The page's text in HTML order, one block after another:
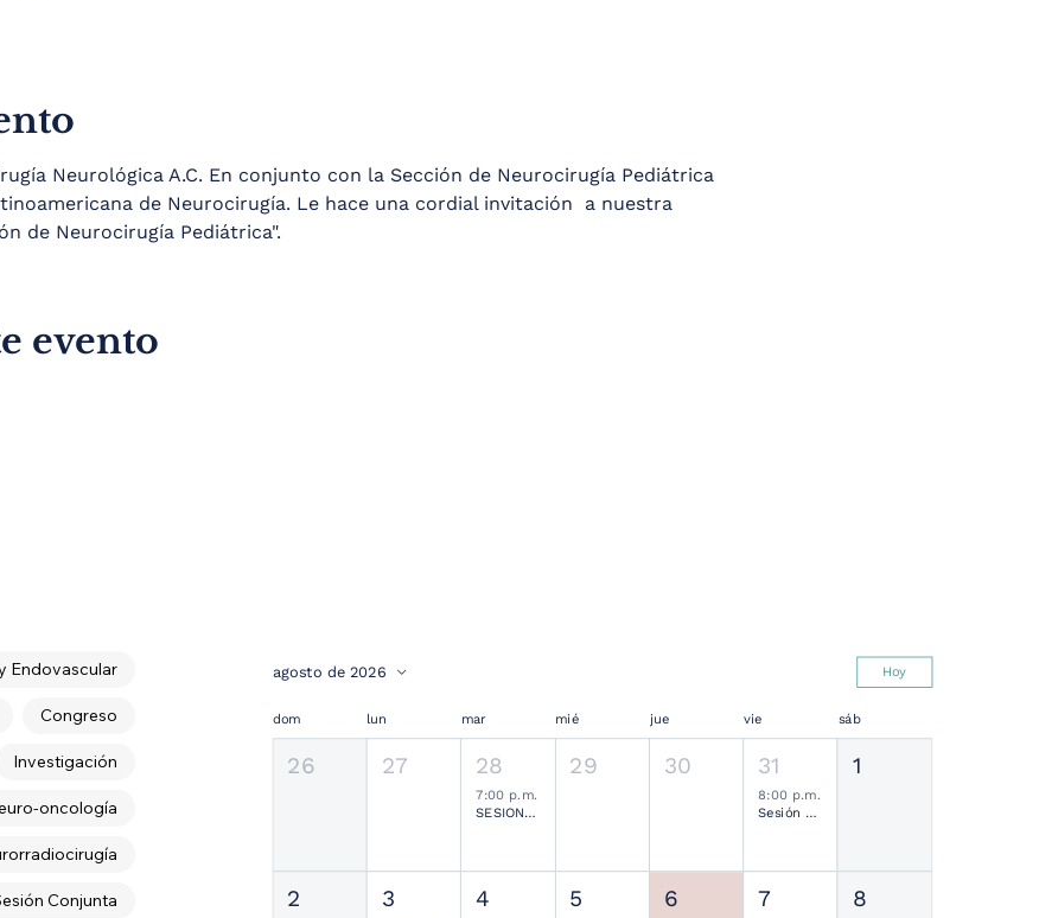
agosto de 2026 Hoy
dom lun mar mié jue vie sáb
26 27 28
7:00 p.m.
SESIONES MENSUALES NEUROCIRUGÍA PEDIÁTRICA MEXICANA
29 30 31
8:00 p.m.
Sesión Ordinaria SMCN
1
2 3 4 5 6 7 8
Endovascular
Congreso
Investigación
oncología
Conjunta
Neurológica A.C. En conjunto con la Sección de Neurocirugía Pediátrica
de Neurocirugía. Le hace una cordial invitación  a nuestra
de Neurocirugía Pediátrica".
evento